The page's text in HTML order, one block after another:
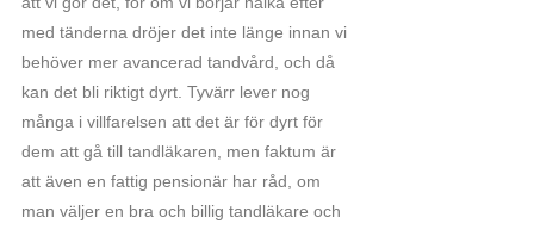
med tänderna dröjer det inte länge innan vi
behöver mer avancerad tandvård, och då
kan det bli riktigt dyrt. Tyvärr lever nog
många i villfarelsen att det är för dyrt för
dem att gå till tandläkaren, men faktum är
att även en fattig pensionär har råd, om
man väljer en bra och billig tandläkare och